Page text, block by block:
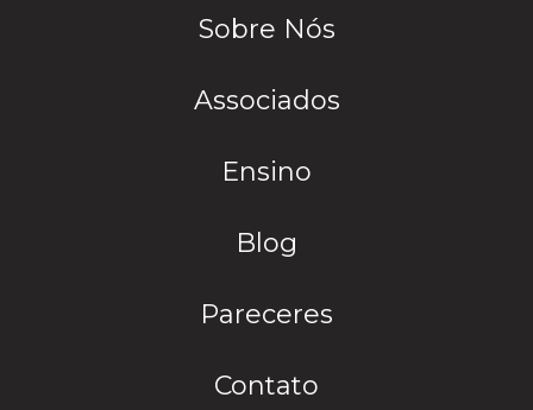
Sobre Nós
Associados
Ensino
Blog
Pareceres
Contato